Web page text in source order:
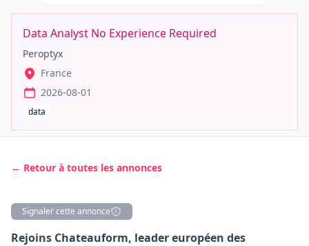
Data Analyst No Experience Required
Peroptyx
France
2026-08-01
data
← Retour à toutes les annonces
Signaler cette annonce
Description
Rejoins Chateauform, leader européen des